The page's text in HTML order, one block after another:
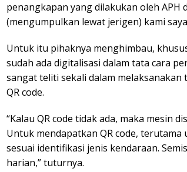
penangkapan yang dilakukan oleh
(mengumpulkan lewat jerigen) kami
Untuk itu pihaknya menghimbau,
sudah ada digitalisasi dalam tata cara
sangat teliti sekali dalam
QR code.
“Kalau QR code tidak ada, maka mesin
Untuk mendapatkan QR code,
sesuai identifikasi jenis kendaraan.
harian,” tuturnya.